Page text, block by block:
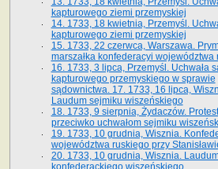
kapturowego ziemi przemyskiej
14. 1733, 18 kwietnia, Przemyśl.
kapturowego ziemi przemyskiej
15. 1733, 22 czerwca, Warszawa.
marszałka konfederacyi województwa
16. 1733, 3 lipca, Przemyśl. Uchwała
kapturowego przemyskiego w sprawie
sądownictwa. 17. 1733, 16 lipca,
Laudum sejmiku wiszeńskiego
18. 1733, 9 sierpnia, Żydaczów. Protest
przeciwko uchwałom sejmiku
19. 1733, 10 grudnia, Wisznia.
województwa ruskiego przy
20. 1733, 10 grudnia, Wisznia.
konfederackiego wiszeńskiego